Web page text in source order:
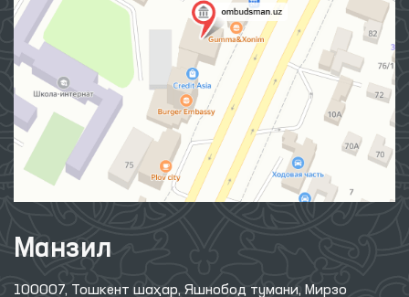
Манзил
100007, Тошкент шаҳар, Яшнобод тумани, Мирзо